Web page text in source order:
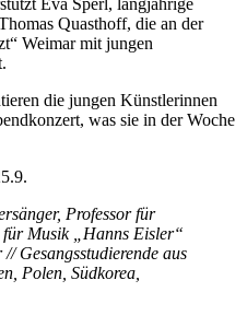
Eva Sperl, langjährige
Quasthoff, die an der
Weimar mit jungen
die jungen Künstlerinnen
was sie in der Woche
Professor für
Musik „Hanns Eisler“
Gesangsstudierende aus
Polen, Südkorea,